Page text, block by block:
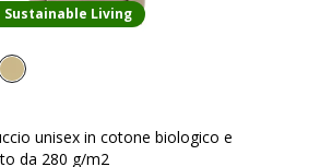
Sustainable Living
unisex in cotone biologico e
da 280 g/m2